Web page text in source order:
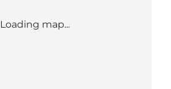
Loading map...